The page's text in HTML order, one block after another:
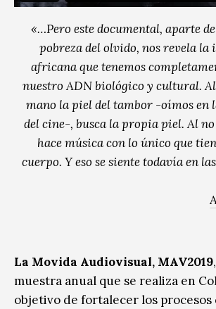
«…Pero este documental, aparte
pobreza del olvido, nos revela la
africana que tenemos
nuestro ADN biológico y cultural.
mano la piel del tambor -oímos en
del cine-, busca la propia piel. Al
hace música con lo único que
cuerpo. Y eso se siente todavía en
La Movida Audiovisual, MAV2019
muestra anual que se realiza en
objetivo de fortalecer los procesos